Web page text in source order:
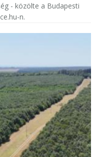
- közölte a Budapesti
n.